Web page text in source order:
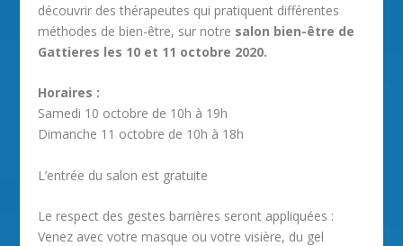
découvrir des thérapeutes qui pratiquent différentes
méthodes de bien-être, sur notre salon bien-être de
Gattieres les 10 et 11 octobre 2020.
Horaires :
Samedi 10 octobre de 10h à 19h
Dimanche 11 octobre de 10h à 18h
L’entrée du salon est gratuite
Le respect des gestes barrières seront appliquées :
Venez avec votre masque ou votre visière, du gel